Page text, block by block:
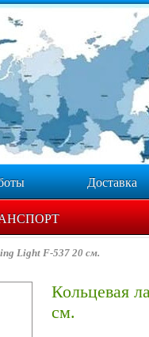
Доставка
Light F-537 20 см.
Кольцевая
см.